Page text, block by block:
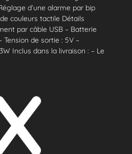
d’une alarme par bip
couleurs tactile Détails
par câble USB – Batterie
de sortie : 5V –
Inclus dans la livraison : – Le